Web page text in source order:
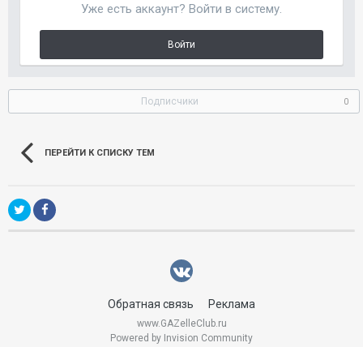
Уже есть аккаунт? Войти в систему.
Войти
Подписчики 0
ПЕРЕЙТИ К СПИСКУ ТЕМ
Обратная связь Реклама
www.GAZelleClub.ru
Powered by Invision Community